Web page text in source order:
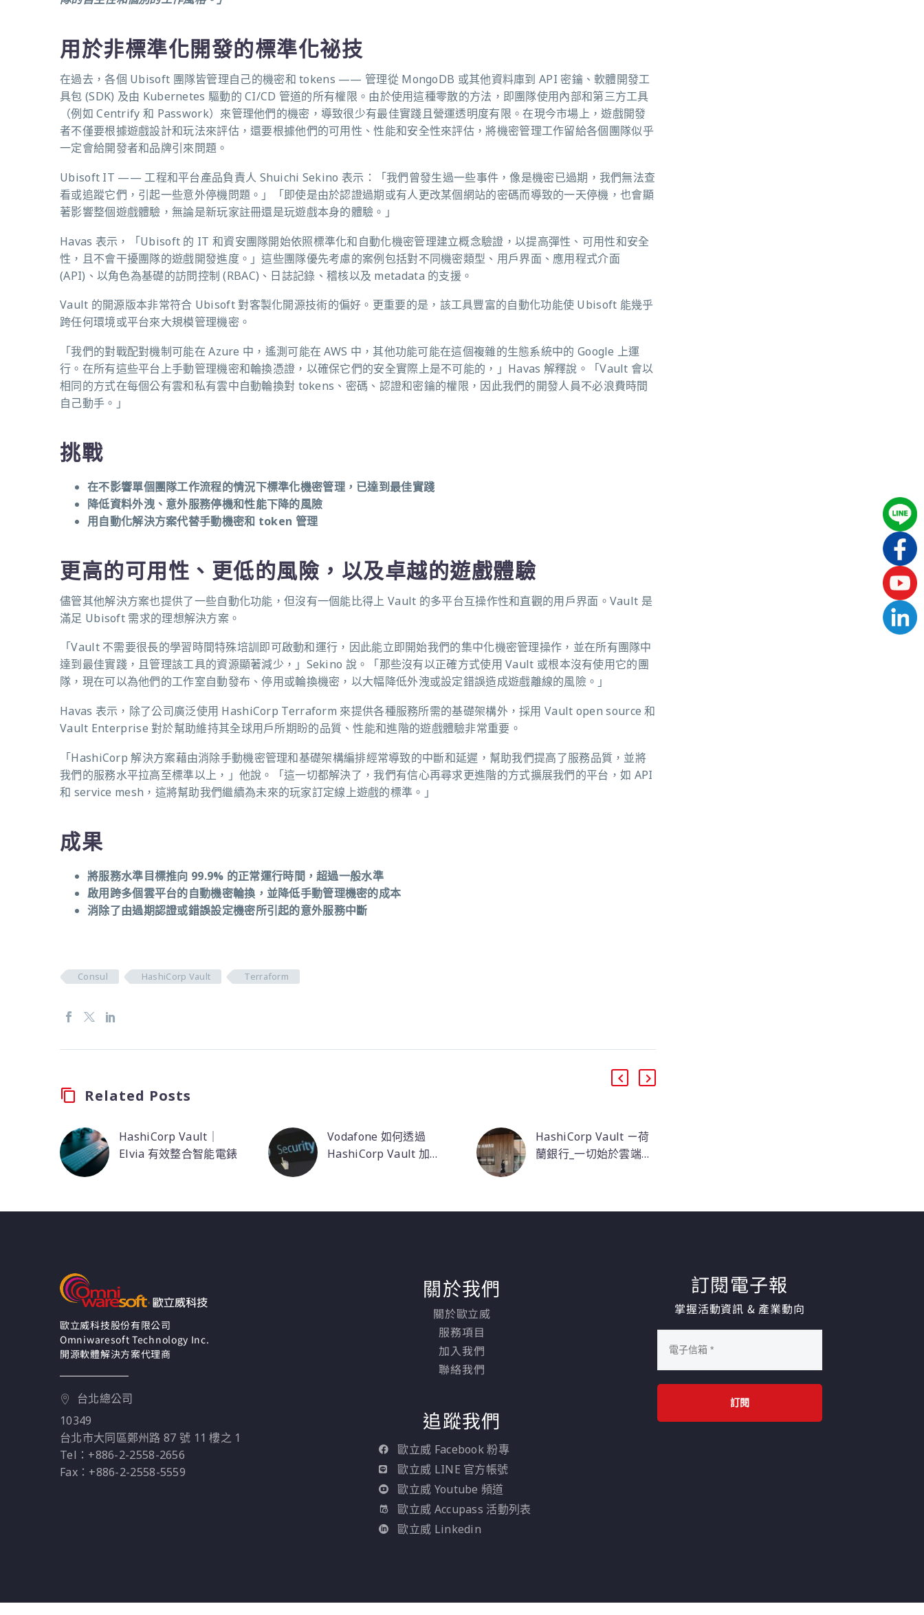
用於非標準化開發的標準化祕技
在過去，各個 Ubisoft 團隊皆管理自己的機密和 tokens —— 管理從 MongoDB 或其他資料庫到 API 密鑰、軟體開發工
具包 (SDK) 及由 Kubernetes 驅動的 CI/CD 管道的所有權限。由於使用這種零散的方法，即團隊使用內部和第三方工具
（例如 Centrify 和 Passwork）來管理他們的機密，導致很少有最佳實踐且營運透明度有限。在現今市場上，遊戲開發
者不僅要根據遊戲設計和玩法來評估，還要根據他們的可用性、性能和安全性來評估，將機密管理工作留給各個團隊似乎
一定會給開發者和品牌引來問題。
Ubisoft IT —— 工程和平台產品負責人 Shuichi Sekino 表示：「我們曾發生過一些事件，像是機密已過期，我們無法查
看或追蹤它們，引起一些意外停機問題。」「即使是由於認證過期或有人更改某個網站的密碼而導致的一天停機，也會顯
著影響整個遊戲體驗，無論是新玩家註冊還是玩遊戲本身的體驗。」
Havas 表示，「Ubisoft 的 IT 和資安團隊開始依照標準化和自動化機密管理建立概念驗證，以提高彈性、可用性和安全
性，且不會干擾團隊的遊戲開發進度。」這些團隊優先考慮的案例包括對不同機密類型、用戶界面、應用程式介面
(API)、以角色為基礎的訪問控制 (RBAC)、日誌記錄、稽核以及 metadata 的支援。
Vault 的開源版本非常符合 Ubisoft 對客製化開源技術的偏好。更重要的是，該工具豐富的自動化功能使 Ubisoft 能幾乎
跨任何環境或平台來大規模管理機密。
「我們的對戰配對機制可能在 Azure 中，遙測可能在 AWS 中，其他功能可能在這個複雜的生態系統中的 Google 上運
行。在所有這些平台上手動管理機密和輪換憑證，以確保它們的安全實際上是不可能的，」Havas 解釋說。「Vault 會以
相同的方式在每個公有雲和私有雲中自動輪換對 tokens、密碼、認證和密鑰的權限，因此我們的開發人員不必浪費時間
自己動手。」
挑戰
在不影響單個團隊工作流程的情況下標準化機密管理，已達到最佳實踐
降低資料外洩、意外服務停機和性能下降的風險
用自動化解決方案代替手動機密和 token 管理
更高的可用性、更低的風險，以及卓越的遊戲體驗
儘管其他解決方案也提供了一些自動化功能，但沒有一個能比得上 Vault 的多平台互操作性和直觀的用戶界面。Vault 是
滿足 Ubisoft 需求的理想解決方案。
「Vault 不需要很長的學習時間特殊培訓即可啟動和運行，因此能立即開始我們的集中化機密管理操作，並在所有團隊中
達到最佳實踐，且管理該工具的資源顯著減少，」Sekino 說。「那些沒有以正確方式使用 Vault 或根本沒有使用它的團
隊，現在可以為他們的工作室自動發布、停用或輪換機密，以大幅降低外洩或設定錯誤造成遊戲離線的風險。」
Havas 表示，除了公司廣泛使用 HashiCorp Terraform 來提供各種服務所需的基礎架構外，採用 Vault open source 和
Vault Enterprise 對於幫助維持其全球用戶所期盼的品質、性能和進階的遊戲體驗非常重要。
「HashiCorp 解決方案藉由消除手動機密管理和基礎架構編排經常導致的中斷和延遲，幫助我們提高了服務品質，並將
我們的服務水平拉高至標準以上，」他說。「這一切都解決了，我們有信心再尋求更進階的方式擴展我們的平台，如 API
和 service mesh，這將幫助我們繼續為未來的玩家訂定線上遊戲的標準。」
成果
將服務水準目標推向 99.9% 的正常運行時間，超過一般水準
啟用跨多個雲平台的自動機密輪換，並降低手動管理機密的成本
消除了由過期認證或錯誤設定機密所引起的意外服務中斷
Consul HashiCorp Vault Terraform
Related Posts
HashiCorp Vault｜
Elvia 有效整合智能電錶
並建立綠能配電的新未
來，實現對雲端和地端
系統的高自動化、能見
度和控制力。
Vodafone 如何透過
HashiCorp Vault 加速
HashiCorp Vault ㄧ荷
蘭銀行_一切始於雲端安
式，就會自動導入機
密，方便管理憑證和權
限，以大幅降低負載平
歐立威科技股份有限公司
Omniwaresoft Technology Inc.
開源軟體解決方案代理商
台北總公司
10349
台北市大同區鄭州路 87 號 11 樓之 1
Tel：+886-2-2558-2656
Fax：+886-2-2558-5559
關於我們
關於歐立威
服務項目
加入我們
聯絡我們
追蹤我們
歐立威 Facebook 粉專
歐立威 LINE 官方帳號
歐立威 Youtube 頻道
歐立威 Accupass 活動列表
歐立威 Linkedin
訂閱電子報
掌握活動資訊 & 產業動向
訂閱